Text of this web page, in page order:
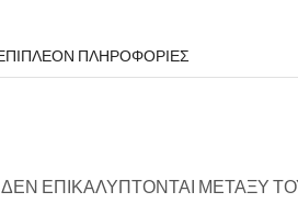
ΠΛΗΡΟΦΟΡΊΕΣ
ΕΠΙΚΑΛΥΠΤΟΝΤΑΙ ΜΕΤΑΞΥ